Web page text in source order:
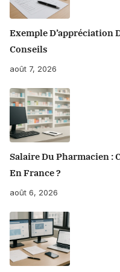
Exemple D’appréciation
Conseils
août 7, 2026
Salaire Du Pharmacien :
En France ?
août 6, 2026